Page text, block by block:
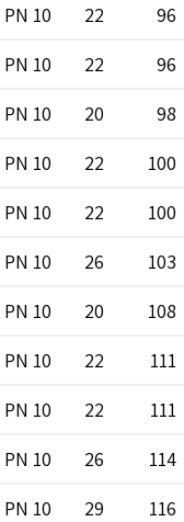
96
22
PN 10
96
22
PN 10
98
20
PN 10
100
22
PN 10
100
22
PN 10
103
26
PN 10
108
20
PN 10
111
22
PN 10
111
22
PN 10
114
26
PN 10
116
29
PN 10